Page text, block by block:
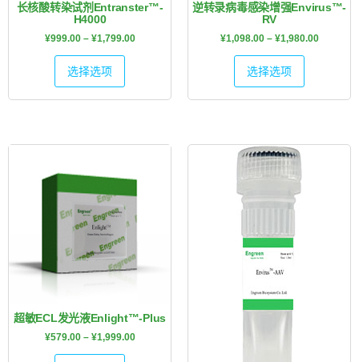
长核酸转染试剂Entranster™-
H4000
¥999.00 – ¥1,799.00
选择选项
逆转录病毒感染增强Envirus™-
RV
¥1,098.00 – ¥1,980.00
选择选项
超敏ECL发光液Enlight™-Plus
¥579.00 – ¥1,999.00